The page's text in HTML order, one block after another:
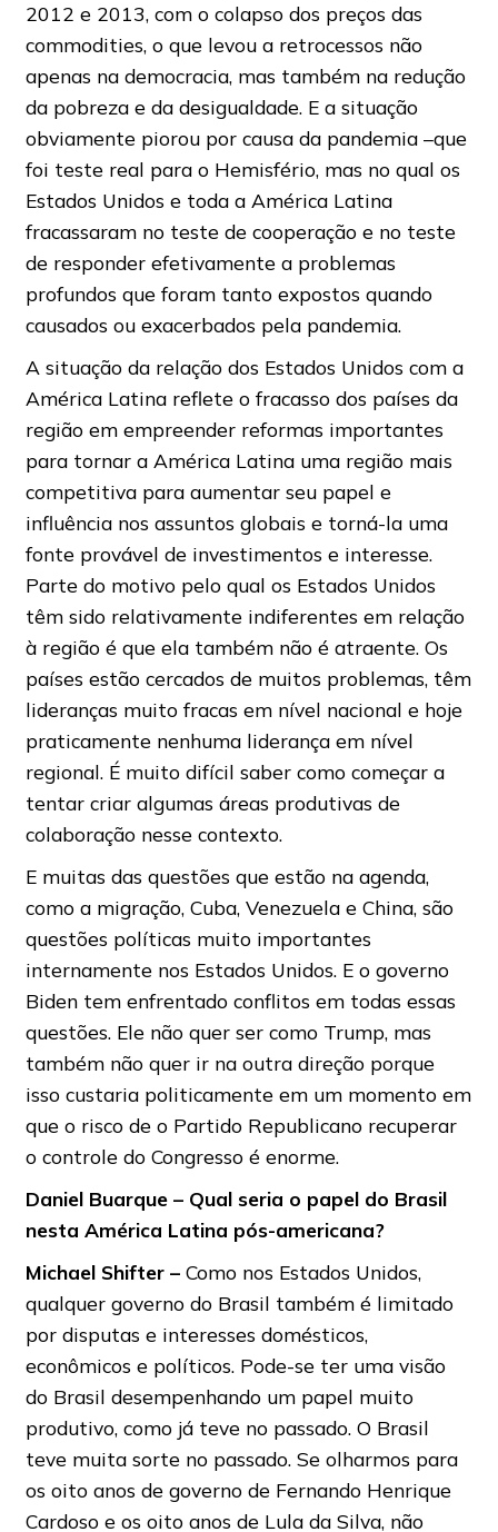
2012 e 2013, com o colapso dos preços das
commodities, o que levou a retrocessos não
apenas na democracia, mas também na redução
da pobreza e da desigualdade. E a situação
obviamente piorou por causa da pandemia –que
foi teste real para o Hemisfério, mas no qual os
Estados Unidos e toda a América Latina
fracassaram no teste de cooperação e no teste
de responder efetivamente a problemas
profundos que foram tanto expostos quando
causados ​ou exacerbados pela pandemia.
A situação da relação dos Estados Unidos com a
América Latina reflete o fracasso dos países da
região em empreender reformas importantes
para tornar a América Latina uma região mais
competitiva para aumentar seu papel e
influência nos assuntos globais e torná-la uma
fonte provável de investimentos e interesse.
Parte do motivo pelo qual os Estados Unidos
têm sido relativamente indiferentes em relação
à região é que ela também não é atraente. Os
países estão cercados de muitos problemas, têm
lideranças muito fracas em nível nacional e hoje
praticamente nenhuma liderança em nível
regional. É muito difícil saber como começar a
tentar criar algumas áreas produtivas de
colaboração nesse contexto.
E muitas das questões que estão na agenda,
como a migração, Cuba, Venezuela e China, são
questões políticas muito importantes
internamente nos Estados Unidos. E o governo
Biden tem enfrentado conflitos em todas essas
questões. Ele não quer ser como Trump, mas
também não quer ir na outra direção porque
isso custaria politicamente em um momento em
que o risco de o Partido Republicano recuperar
o controle do Congresso é enorme.
Daniel Buarque – Qual seria o papel do Brasil
nesta América Latina pós-americana?
Michael Shifter – Como nos Estados Unidos,
qualquer governo do Brasil também é limitado
por disputas e interesses domésticos,
econômicos e políticos. Pode-se ter uma visão
do Brasil desempenhando um papel muito
produtivo, como já teve no passado. O Brasil
teve muita sorte no passado. Se olharmos para
os oito anos de governo de Fernando Henrique
Cardoso e os oito anos de Lula da Silva, não